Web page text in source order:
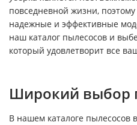
повседневной жизни,
надежные и эффективные
наш каталог пылесосов и
который удовлетворит все
Широкий выбор
В нашем каталоге пылесосов